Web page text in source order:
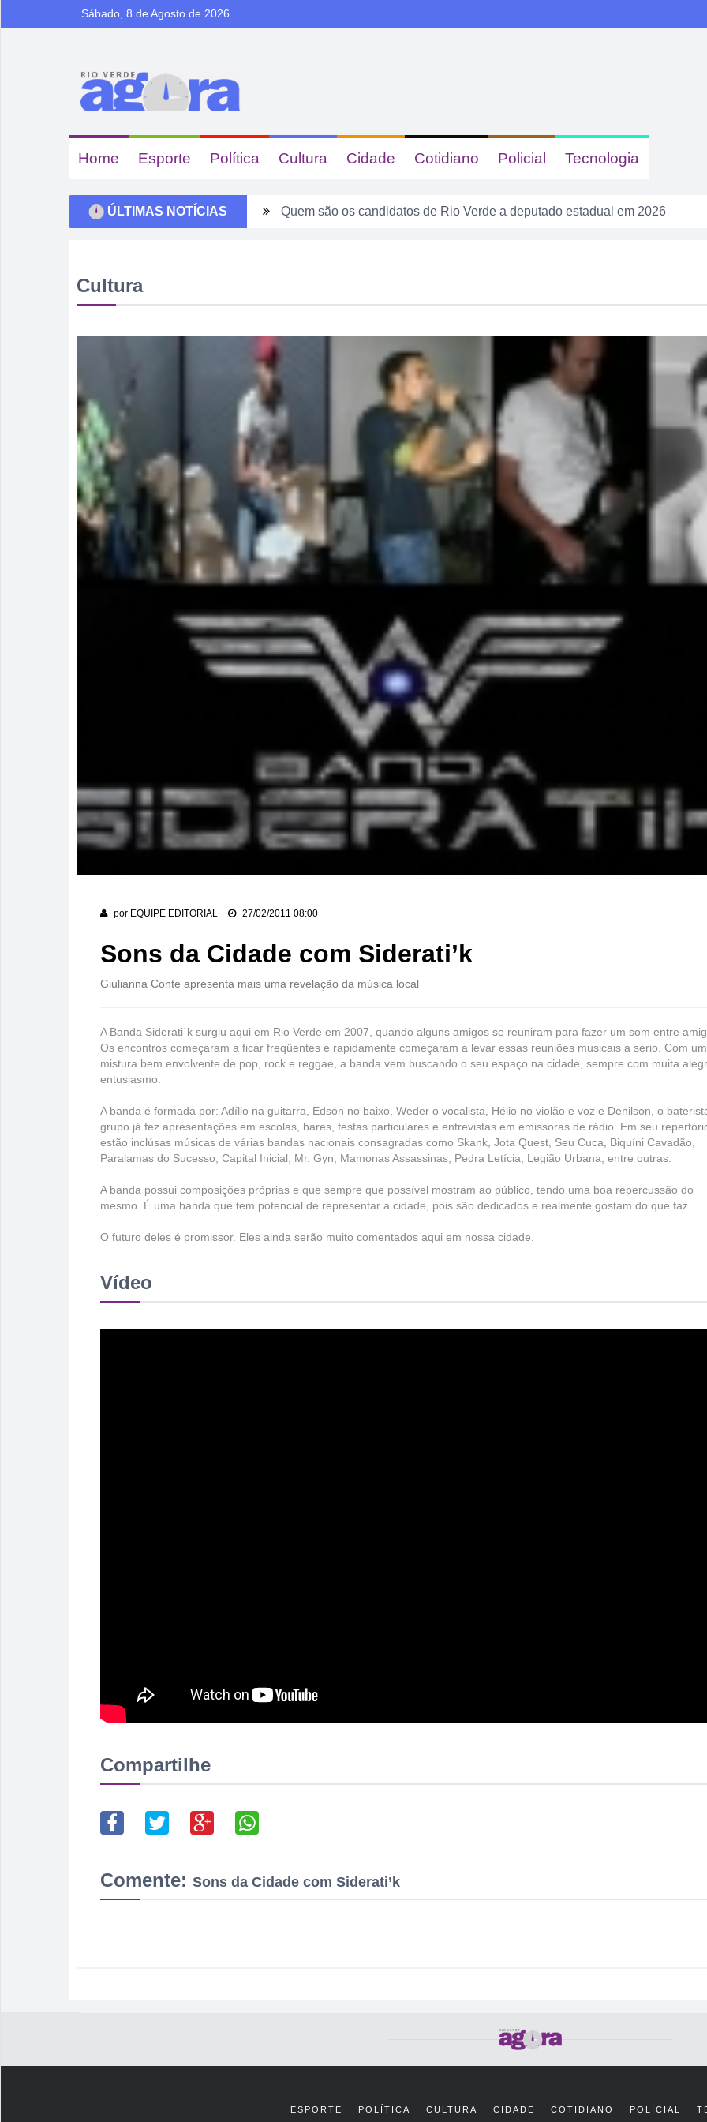
Sábado, 8 de Agosto de 2026
Home Esporte Política Cultura Cidade Cotidiano Policial Tecnologia
ÚLTIMAS NOTÍCIAS Quem são os candidatos de Rio Verde a deputado estadual em 2026
Sábado pode sacudir a Divisão de Acesso e colocar pressão no Rio Verde
Irmão é preso após mulher ser agredida com chutes e soco na boca
Homem é mantido em cárcere por dois dias, apanha, é ameaçado com
Rio Verde avança nos anos iniciais, mas Ensino Médio acende alerta no
Rio Verde recebe a 2ª etapa do Autocross Brasil e define os campeões do
Buriti Shopping recebe campanha gratuita de vacinação em Rio Verde com
Cultura
por EQUIPE EDITORIAL 27/02/2011 08:00
Sons da Cidade com Siderati’k
Giulianna Conte apresenta mais uma revelação da música local
A Banda Siderati´k surgiu aqui em Rio Verde em 2007, quando alguns amigos se reuniram para fazer um som entre
Os encontros começaram a ficar freqüentes e rapidamente começaram a levar essas reuniões musicais a sério. Com
mistura bem envolvente de pop, rock e reggae, a banda vem buscando o seu espaço na cidade, sempre com muita
entusiasmo.
A banda é formada por: Adílio na guitarra, Edson no baixo, Weder o vocalista, Hélio no violão e voz e Denilson, o
grupo já fez apresentações em escolas, bares, festas particulares e entrevistas em emissoras de rádio. Em seu
estão inclúsas músicas de várias bandas nacionais consagradas como Skank, Jota Quest, Seu Cuca, Biquíni Cavadão,
Paralamas do Sucesso, Capital Inicial, Mr. Gyn, Mamonas Assassinas, Pedra Letícia, Legião Urbana, entre outras.
A banda possui composições próprias e que sempre que possível mostram ao público, tendo uma boa repercussão do
mesmo. É uma banda que tem potencial de representar a cidade, pois são dedicados e realmente gostam do que faz.
O futuro deles é promissor. Eles ainda serão muito comentados aqui em nossa cidade.
Vídeo
Compartilhe
Comente: Sons da Cidade com Siderati’k
ESPORTE POLÍTICA CULTURA CIDADE COTIDIANO POLICIAL